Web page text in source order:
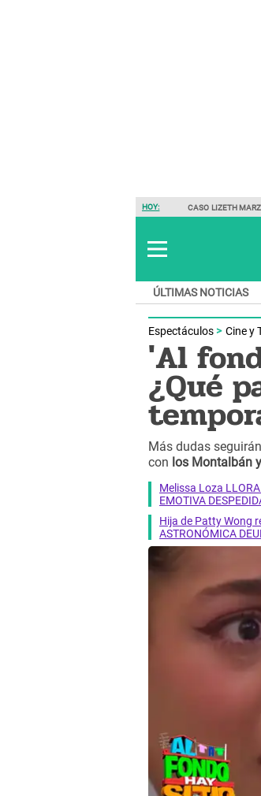
HOY: CASO LIZETH
ÚLTIMAS NOTICIAS
Espectáculos Cine y
'Al
¿Qué
Más dudas
con los Montalbán
Melissa Loza
EMOTIVA
Hija de Patty Wong
ASTRONÓMICA